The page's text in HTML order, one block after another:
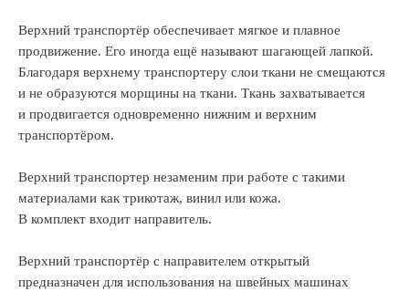
Верхний транспортёр обеспечивает мягкое и плавное
продвижение. Его иногда ещё называют шагающей лапкой.
Благодаря верхнему транспортеру слои ткани не смещаются
и не образуются морщины на ткани. Ткань захватывается
и продвигается одновременно нижним и верхним
транспортёром.
Верхний транспортер незаменим при работе с такими
материалами как трикотаж, винил или кожа.
В комплект входит направитель.
Верхний транспортёр с направителем открытый
предназначен для использования на швейных машинах